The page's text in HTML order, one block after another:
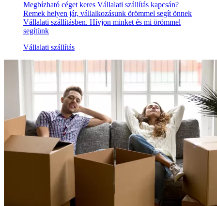
Megbízható céget keres Vállalati szállítás kapcsán?
Remek helyen jár, vállalkozásunk örömmel segít önnek
Vállalati szállításben. Hívjon minket és mi örömmel
segítünk
Vállalati szállítás